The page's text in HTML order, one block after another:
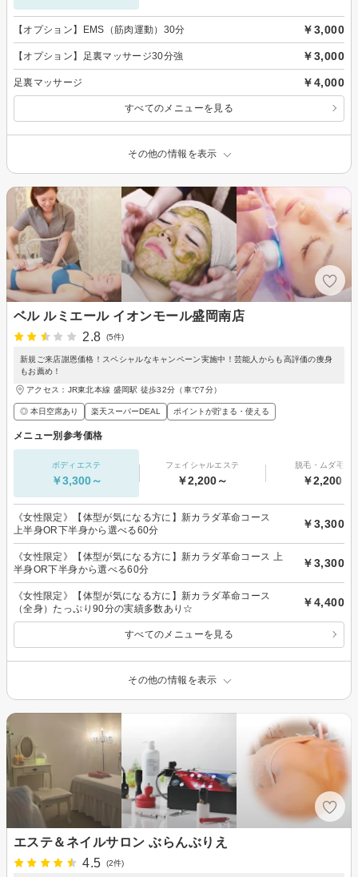
【オプション】EMS（筋肉運動）30分 ￥3,000
【オプション】足裏マッサージ30分強 ￥3,000
足裏マッサージ ￥4,000
すべてのメニューを見る
その他の情報を表示
ベル ルミエール イオンモール盛岡南店
2.8
(5件)
新規ご来店謝恩価格！スペシャルなキャンペーン実施中！芸能人からも高評価の痩身
もお薦め！
アクセス：JR東北本線 盛岡駅 徒歩32分（車で7分）
◎ 本日空席あり 楽天スーパーDEAL ポイントが貯まる・使える
メニュー別参考価格
ボディエステ
￥3,300～
フェイシャルエステ
￥2,200～
脱毛・ムダ毛処
￥2,200～
《女性限定》【体型が気になる方に】新カラダ革命コース
上半身OR下半身から選べる60分
￥3,300
《女性限定》【体型が気になる方に】新カラダ革命コース 上
半身OR下半身から選べる60分
￥3,300
《女性限定》【体型が気になる方に】新カラダ革命コース
（全身）たっぷり90分の実績多数あり☆
￥4,400
すべてのメニューを見る
その他の情報を表示
エステ＆ネイルサロン ぶらんぶりえ
4.5
(2件)